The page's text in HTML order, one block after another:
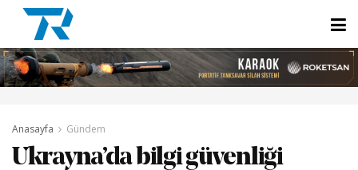
Anasayfa Gündem
Ukrayna’da bilgi güvenliği